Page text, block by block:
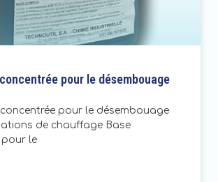
pour le désembouage
concentrée pour le désembouage
de chauffage Base
pour le